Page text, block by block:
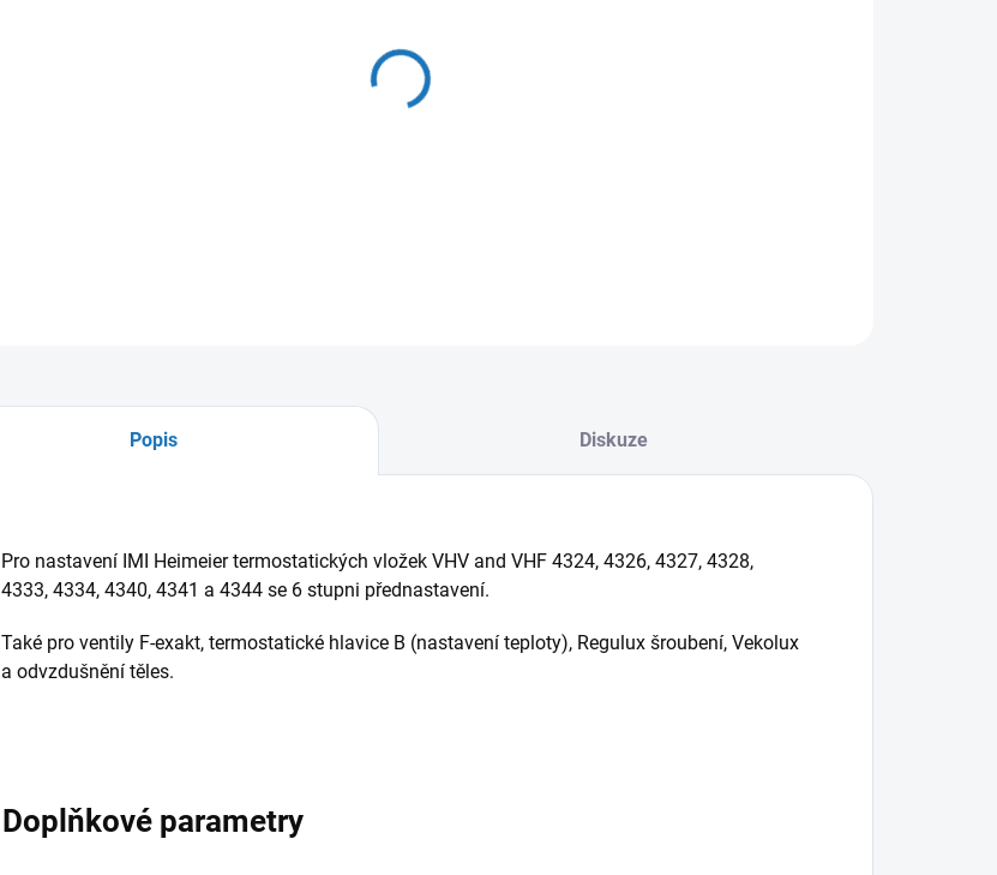
MOŽNOSTI DORUČENÍ
Popis Diskuze
Pro nastavení IMI Heimeier termostatických vložek VHV and VHF 4324, 4326, 4327, 4328,
4333, 4334, 4340, 4341 a 4344 se 6 stupni přednastavení.
Také pro ventily F-exakt, termostatické hlavice B (nastavení teploty), Regulux šroubení, Vekolux
a odvzdušnění těles.
Doplňkové parametry